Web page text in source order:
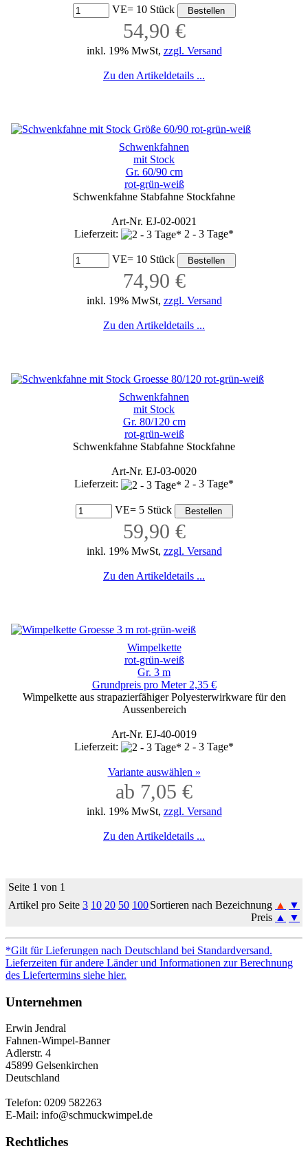
VE= 10 Stück
54,90 €
inkl. 19% MwSt, zzgl. Versand
Zu den Artikeldetails ...
Schwenkfahnen
mit Stock
Gr. 60/90 cm
rot-grün-weiß
Schwenkfahne Stabfahne Stockfahne
Art-Nr. EJ-02-0021
Lieferzeit:
2 - 3 Tage*
VE= 10 Stück
74,90 €
inkl. 19% MwSt, zzgl. Versand
Zu den Artikeldetails ...
Schwenkfahnen
mit Stock
Gr. 80/120 cm
rot-grün-weiß
Schwenkfahne Stabfahne Stockfahne
Art-Nr. EJ-03-0020
Lieferzeit:
2 - 3 Tage*
VE= 5 Stück
59,90 €
inkl. 19% MwSt, zzgl. Versand
Zu den Artikeldetails ...
Wimpelkette
rot-grün-weiß
Gr. 3 m
Grundpreis pro Meter 2,35 €
Wimpelkette aus strapazierfähiger Polyesterwirkware für den
Aussenbereich
Art-Nr. EJ-40-0019
Lieferzeit:
2 - 3 Tage*
Variante auswählen »
ab 7,05 €
inkl. 19% MwSt, zzgl. Versand
Zu den Artikeldetails ...
Seite 1 von 1
Artikel pro Seite 3 10 20 50 100Sortieren nach Bezeichnung ▲
▼
Preis ▲ ▼
*Gilt für Lieferungen nach Deutschland bei Standardversand.
Lieferzeiten für andere Länder und Informationen zur Berechnung
des Liefertermins siehe hier.
Unternehmen
Erwin Jendral
Fahnen-Wimpel-Banner
Adlerstr. 4
45899 Gelsenkirchen
Deutschland
Telefon: 0209 582263
E-Mail: info@schmuckwimpel.de
Rechtliches